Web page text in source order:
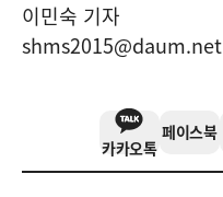
이민숙 기자
shms2015@daum.net
카카오톡
페이스북